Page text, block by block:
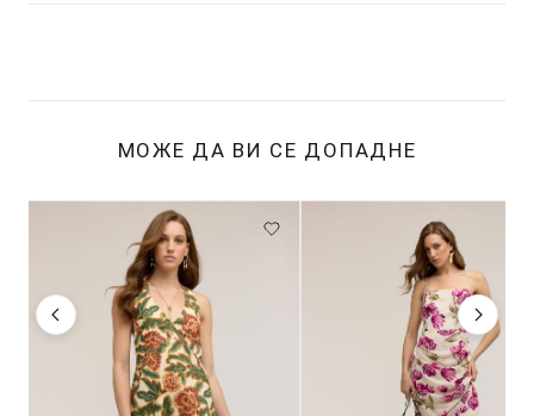
МОЖЕ ДА ВИ СЕ ДОПАДНЕ